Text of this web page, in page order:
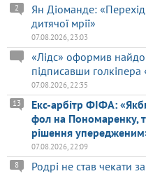
Ян Діоманде:
дитячої мрії»
2
07.08.2026, 23:03
«Лідс» оформив
підписавши голкіпера
07.08.2026, 22:35
Екс-арбітр ФІФА:
фол на Пономаренку,
рішення
13
07.08.2026, 22:09
Родрі не став чекати
8